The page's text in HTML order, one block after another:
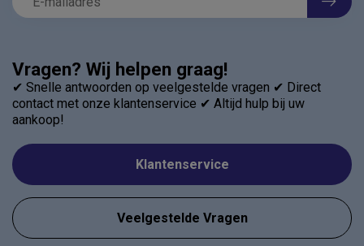
Vragen? Wij helpen graag!
✔ Snelle antwoorden op veelgestelde vragen ✔ Direct
contact met onze klantenservice ✔ Altijd hulp bij uw
aankoop!
Klantenservice
Veelgestelde Vragen